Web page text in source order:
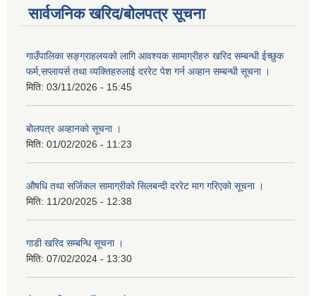
सार्वजनिक खरिद/बोलपत्र सूचना
गाउँपालिका सङ्ग्राहलयको लागि आवश्यक सामाग्रीहरु खरिद सम्बन्धी ईच्छुक
फर्म,सप्लायर्स तथा व्यक्तिहरुलाई दररेट पेश गर्न अव्हान सम्बन्धी सूचना ।
मिति: 03/11/2026 - 15:45
बोलपत्र अव्हानको सूचना ।
मिति: 01/02/2026 - 11:23
औषधि तथा सर्जिकल सामाग्रीको सिलबन्दी दररेट माग गरिएको सूचना ।
मिति: 11/20/2025 - 12:38
गाडी खरिद सम्बन्धि सूचना ।
मिति: 07/02/2024 - 13:30